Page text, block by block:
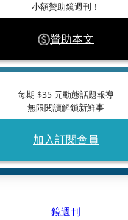
小額贊助鏡週刊！
贊助本文
每期 $35 元動態話題報導
無限閱讀解鎖新鮮事
加入訂閱會員
鏡週刊